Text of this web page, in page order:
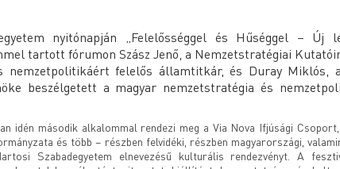
nyitónapján „Felelősséggel és Hűséggel – Új
tartott fórumon Szász Jenő, a Nemzetstratégiai
nemzetpolitikáért felelős államtitkár, és Duray Miklós,
beszélgetett a magyar nemzetstratégia és
idén második alkalommal rendezi meg a Via Nova Ifjúsági
és több – részben felvidéki, részben magyarországi,
Szabadegyetem elnevezésű kulturális rendezvényt. A